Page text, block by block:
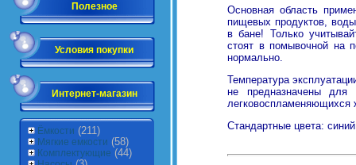
Полезное
Условия покупки
Интернет-магазин
Ёмкости (211)
Мягкие емкости (58)
Комплектующие (44)
Основная область
пищевых продуктов,
в бане! Только
стоят в помывочной на
нормально.
Температура
не предназначены
легковоспламеняющихся
Стандартные цвета: